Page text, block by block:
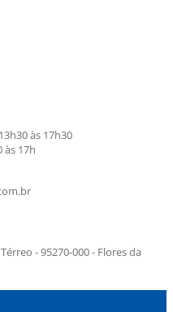
às 17h30
às 17h
- 95270-000 - Flores da